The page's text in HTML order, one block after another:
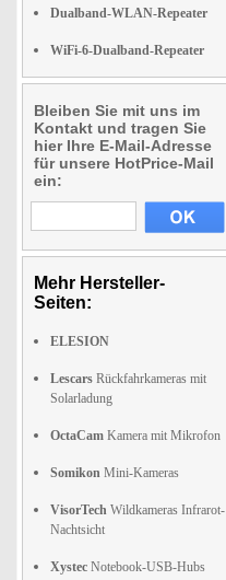
Dualband-WLAN-Repeater
WiFi-6-Dualband-Repeater
Bleiben Sie mit uns im
Kontakt und tragen Sie
hier Ihre E-Mail-Adresse
für unsere HotPrice-Mail
ein:
Mehr Hersteller-
Seiten:
ELESION
Lescars Rückfahrkameras mit
Solarladung
OctaCam Kamera mit Mikrofon
Somikon Mini-Kameras
VisorTech Wildkameras Infrarot-
Nachtsicht
Xystec Notebook-USB-Hubs